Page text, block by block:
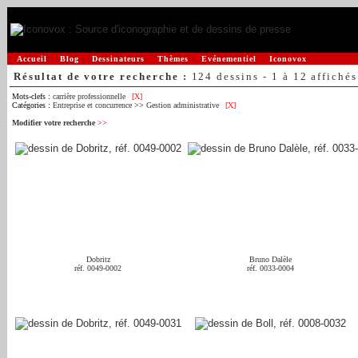
Accueil Blog Dessinateurs Thèmes Evénementiel Iconovox
Résultat de votre recherche : 124 dessins - 1 à 12 affichés
Mots-clefs : carrière professionnelle
[X]
Catégories : Entreprise et concurrence >> Gestion administrative
[X]
Modifier votre recherche >>
Dobritz
réf. 0049-0002
Bruno Dalèle
réf. 0033-0004